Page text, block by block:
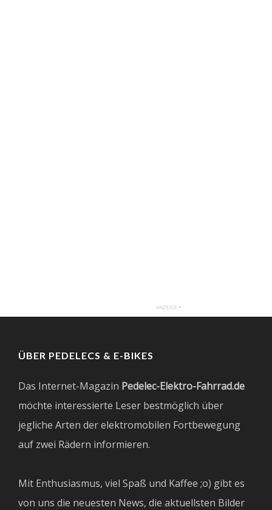
ÜBER PEDELECS & E-BIKES
Das Internet-Magazin Pedelec-Elektro-Fahrrad.de
möchte interessierte Leser bestmöglich über
jegliche Arten der elektromobilen Fortbewegung
auf zwei Rädern informieren.
Mit Enthusiasmus, viel Spaß und Kaffee ;o) gibt es
von uns die neuesten News, die aktuellsten Bilder